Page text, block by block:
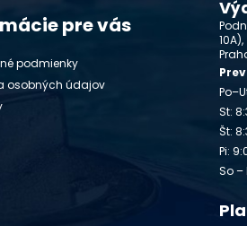
pre vás
podmienky
osobných údajov
10A),
St:
Št:
Pi:
So –